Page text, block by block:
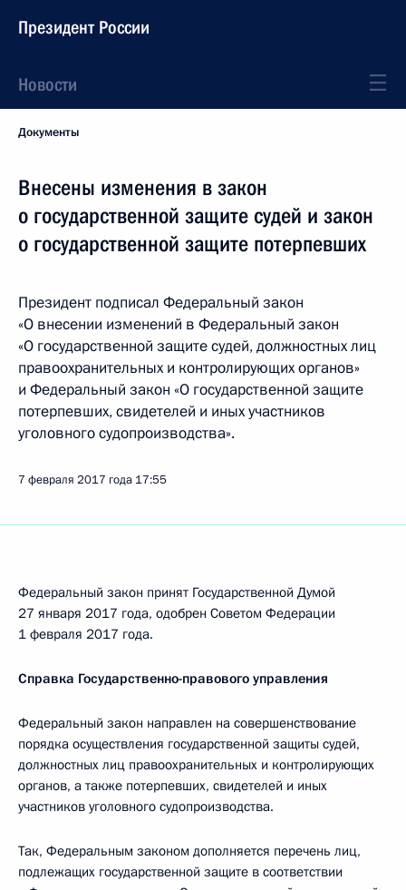
Президент России
Новости
Документы
Внесены изменения в закон
о государственной защите судей и закон
о государственной защите потерпевших
Президент подписал Федеральный закон
«О внесении изменений в Федеральный закон
«О государственной защите судей, должностных лиц
правоохранительных и контролирующих органов»
и Федеральный закон «О государственной защите
потерпевших, свидетелей и иных участников
уголовного судопроизводства».
7 февраля 2017 года 17:55
Федеральный закон принят Государственной Думой
27 января 2017 года, одобрен Советом Федерации
1 февраля 2017 года.
Справка Государственно-правового управления
Федеральный закон направлен на совершенствование
порядка осуществления государственной защиты судей,
должностных лиц правоохранительных и контролирующих
органов, а также потерпевших, свидетелей и иных
участников уголовного судопроизводства.
Так, Федеральным законом дополняется перечень лиц,
подлежащих государственной защите в соответствии